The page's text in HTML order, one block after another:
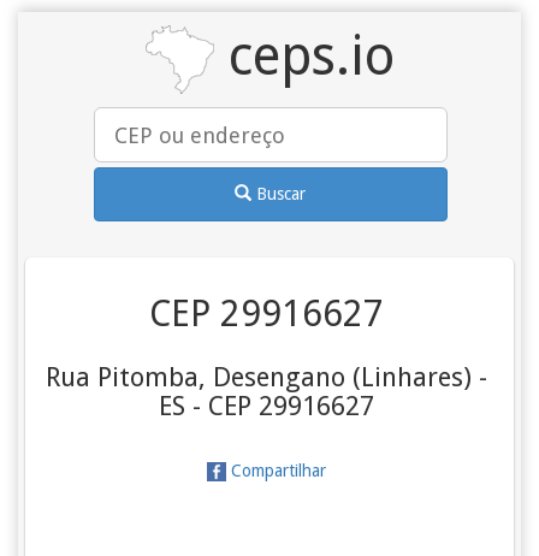
ceps.io
Buscar
CEP 29916627
Rua Pitomba, Desengano (Linhares) -
ES - CEP 29916627
Compartilhar